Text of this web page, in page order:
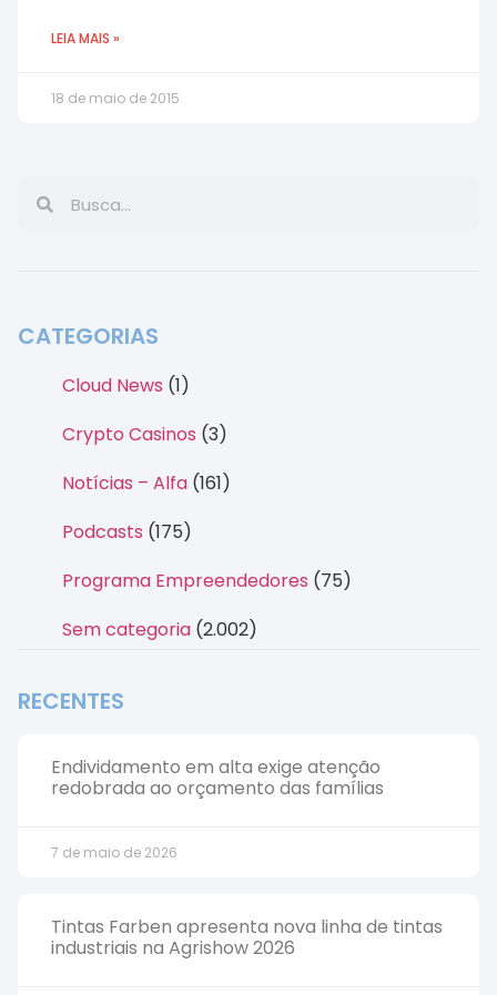
LEIA MAIS »
18 de maio de 2015
CATEGORIAS
Cloud News (1)
Crypto Casinos (3)
Notícias – Alfa (161)
Podcasts (175)
Programa Empreendedores (75)
Sem categoria (2.002)
RECENTES
Endividamento em alta exige atenção
redobrada ao orçamento das famílias
7 de maio de 2026
Tintas Farben apresenta nova linha de tintas
industriais na Agrishow 2026